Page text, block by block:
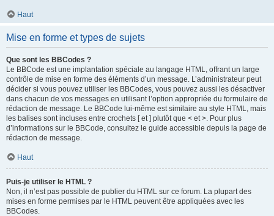
Haut
Mise en forme et types de sujets
Que sont les BBCodes ?
Le BBCode est une implantation spéciale au langage HTML, offrant un large
contrôle de mise en forme des éléments d’un message. L’administrateur peut
décider si vous pouvez utiliser les BBCodes, vous pouvez aussi les désactiver
dans chacun de vos messages en utilisant l’option appropriée du formulaire de
rédaction de message. Le BBCode lui-même est similaire au style HTML, mais
les balises sont incluses entre crochets [ et ] plutôt que < et >. Pour plus
d’informations sur le BBCode, consultez le guide accessible depuis la page de
rédaction de message.
Haut
Puis-je utiliser le HTML ?
Non, il n’est pas possible de publier du HTML sur ce forum. La plupart des
mises en forme permises par le HTML peuvent être appliquées avec les
BBCodes.